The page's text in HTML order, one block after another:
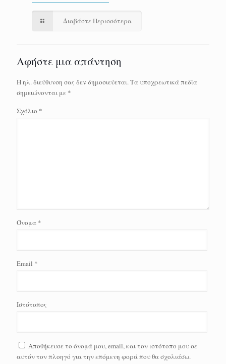
Διαβάστε Περισσότερα
Αφήστε μια απάντηση
Η ηλ. διεύθυνση σας δεν δημοσιεύεται.Τα υποχρεωτικά πεδία
σημειώνονται με *
Σχόλιο *
Όνομα *
Email *
Ιστότοπος
Αποθήκευσε το όνομά μου, email, και τον ιστότοπο μου σε
αυτόν τον πλοηγό για την επόμενη φορά που θα σχολιάσω.